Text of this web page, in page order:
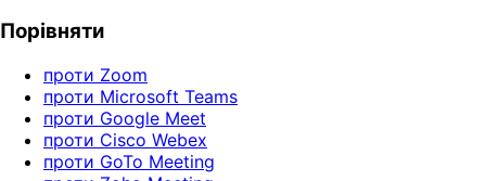
Порівняти
проти Zoom
проти Microsoft Teams
проти Google Meet
проти Cisco Webex
проти GoTo Meeting